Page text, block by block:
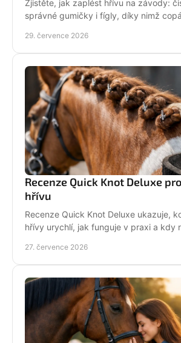
Zjistěte, jak zaplést hřívu na závody:
správné gumičky i fígly, díky nimž
29. července 2026
Recenze Quick Knot Deluxe
hřívu
Recenze Quick Knot Deluxe ukazuje,
hřívy urychlí, jak funguje v praxi a kdy
27. července 2026